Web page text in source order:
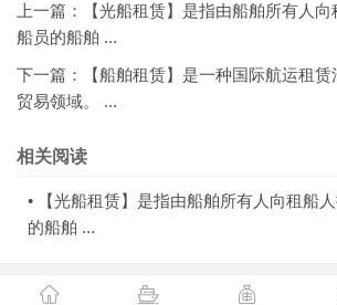
上一篇：
【光船租赁】是指由船舶所有人
船员的船舶 ...
下一篇：
【船舶租赁】是一种国际航运租
贸易领域。 ...
相关阅读
•
【光船租赁】是指由船舶所有人向租船
的船舶 ...